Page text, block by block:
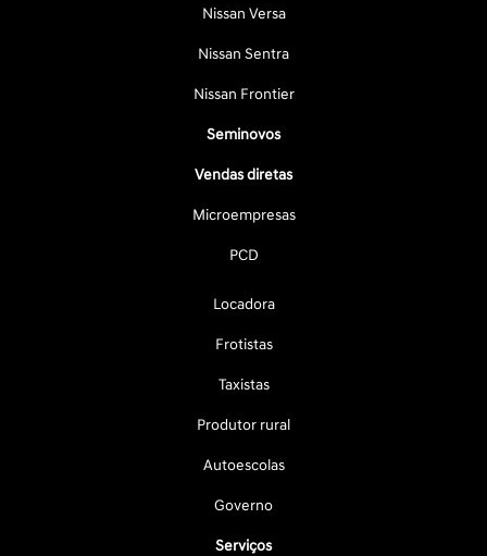
Nissan Versa
Nissan Sentra
Nissan Frontier
Seminovos
Vendas diretas
Microempresas
PCD
Locadora
Frotistas
Taxistas
Produtor rural
Autoescolas
Governo
Serviços